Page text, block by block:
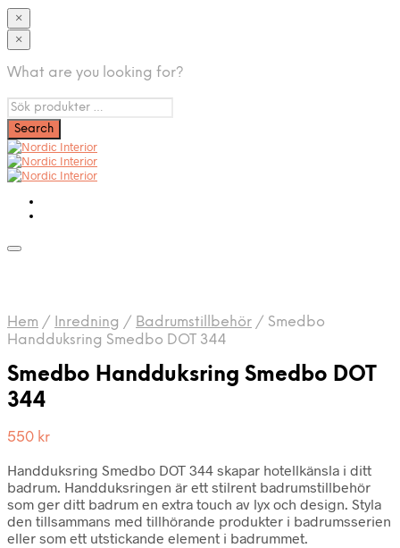
×
×
What are you looking for?
Hem / Inredning / Badrumstillbehör / Smedbo
Handduksring Smedbo DOT 344
Smedbo Handduksring Smedbo DOT
344
550 kr
Handduksring Smedbo DOT 344 skapar hotellkänsla i ditt
badrum. Handduksringen är ett stilrent badrumstillbehör
som ger ditt badrum en extra touch av lyx och design. Styla
den tillsammans med tillhörande produkter i badrumsserien
eller som ett utstickande element i badrummet.